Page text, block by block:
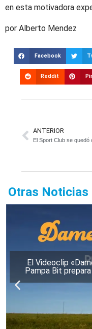
en esta motivadora
por Alberto Mendez
Facebook
Reddit
ANTERIOR
Otras Noticias
El Videoclip
Pampa Bit